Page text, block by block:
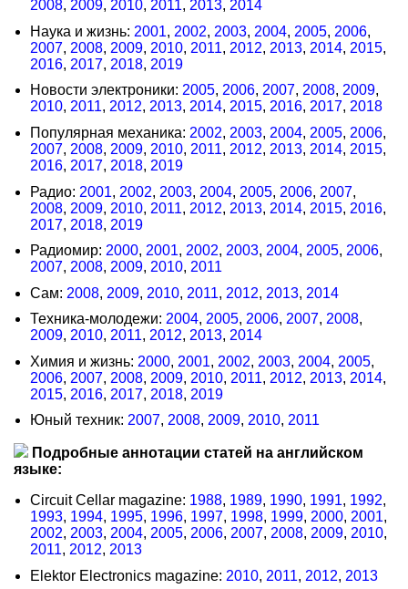
2008, 2009, 2010, 2011, 2013, 2014
Наука и жизнь: 2001, 2002, 2003, 2004, 2005, 2006,
2007, 2008, 2009, 2010, 2011, 2012, 2013, 2014, 2015,
2016, 2017, 2018, 2019
Новости электроники: 2005, 2006, 2007, 2008, 2009,
2010, 2011, 2012, 2013, 2014, 2015, 2016, 2017, 2018
Популярная механика: 2002, 2003, 2004, 2005, 2006,
2007, 2008, 2009, 2010, 2011, 2012, 2013, 2014, 2015,
2016, 2017, 2018, 2019
Радио: 2001, 2002, 2003, 2004, 2005, 2006, 2007,
2008, 2009, 2010, 2011, 2012, 2013, 2014, 2015, 2016,
2017, 2018, 2019
Радиомир: 2000, 2001, 2002, 2003, 2004, 2005, 2006,
2007, 2008, 2009, 2010, 2011
Сам: 2008, 2009, 2010, 2011, 2012, 2013, 2014
Техника-молодежи: 2004, 2005, 2006, 2007, 2008,
2009, 2010, 2011, 2012, 2013, 2014
Химия и жизнь: 2000, 2001, 2002, 2003, 2004, 2005,
2006, 2007, 2008, 2009, 2010, 2011, 2012, 2013, 2014,
2015, 2016, 2017, 2018, 2019
Юный техник: 2007, 2008, 2009, 2010, 2011
Подробные аннотации статей на английском
языке:
Circuit Cellar magazine: 1988, 1989, 1990, 1991, 1992,
1993, 1994, 1995, 1996, 1997, 1998, 1999, 2000, 2001,
2002, 2003, 2004, 2005, 2006, 2007, 2008, 2009, 2010,
2011, 2012, 2013
Elektor Electronics magazine: 2010, 2011, 2012, 2013